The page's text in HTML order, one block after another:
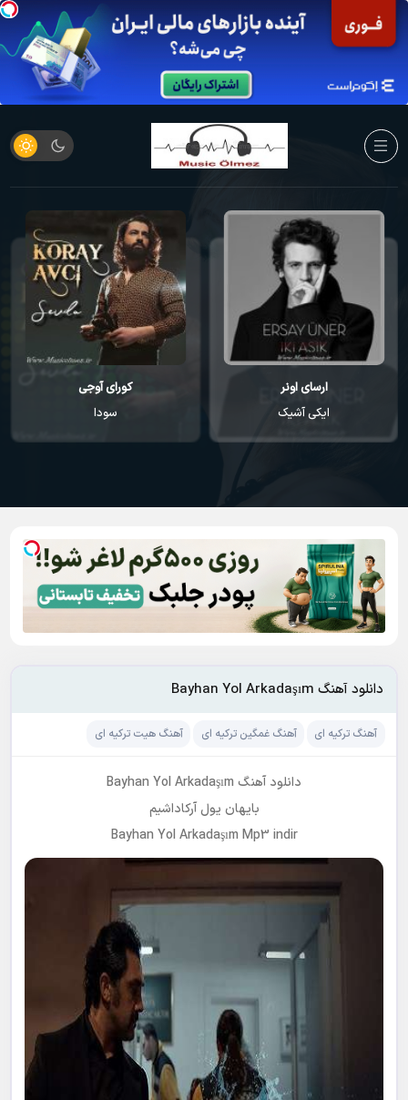
کورای آوجی
سودا
احمد مصطفایو
یاندیم هر گجه
دانلود آهنگ Bayhan Yol Arkadaşım
آهنگ ترکیه ای آهنگ غمگین ترکیه ای آهنگ هیت ترکیه ای
دانلود آهنگ Bayhan Yol Arkadaşım
بایهان یول آرکاداشیم
Bayhan Yol Arkadaşım Mp3 indir